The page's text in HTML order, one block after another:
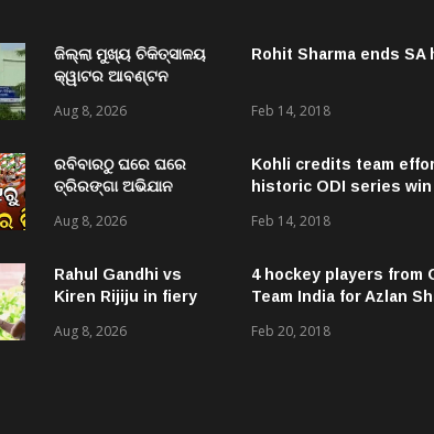
ଜିଲ୍ଲା ମୁଖ୍ୟ ଚିକିତ୍ସାଳୟ
କ୍ୱାଟର ଆବଣ୍ଟନ
ପ୍ରଶ୍ନ ନାହିଁ : ଡିଏମଓ
Aug 8, 2026
ରବିବାରଠୁ ଘରେ ଘରେ
ତ୍ରିରଙ୍ଗା ଅଭିଯାନ
ହେବ ତ୍ରିରଙ୍ଗା ରାଲି ଓ
Aug 8, 2026
Rahul Gandhi vs
Kiren Rijiju in fiery
women’s quota bill
Aug 8, 2026
Rohit Sharma ends SA
Feb 14, 2018
Kohli credits team
historic ODI series
Feb 14, 2018
4 hockey players from
Team India for Azlan
Feb 20, 2018